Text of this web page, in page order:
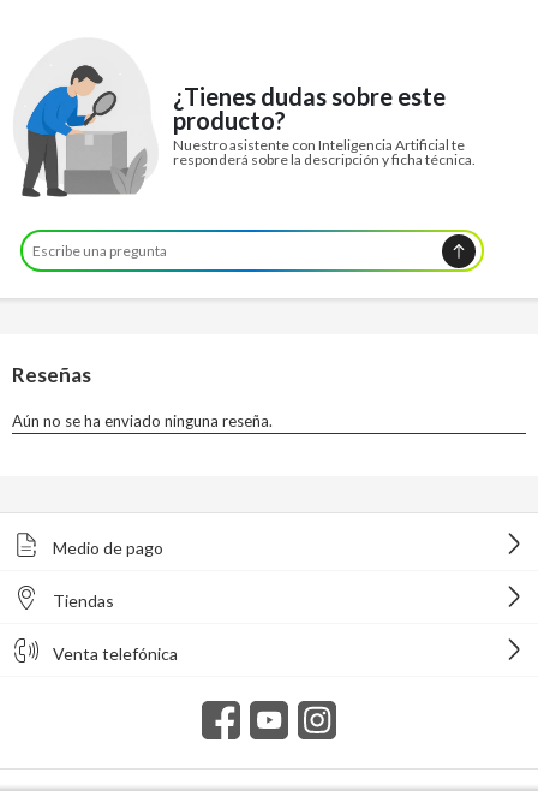
¿Tienes dudas sobre este
producto?
Nuestro asistente con Inteligencia Artificial te
responderá sobre la descripción y ficha técnica.
Medio de pago
Tiendas
Venta telefónica